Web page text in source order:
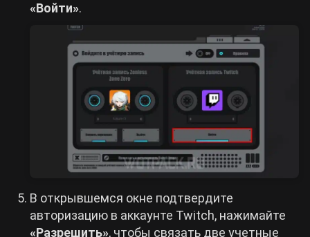
«Войти».
В открывшемся окне подтвердите
авторизацию в аккаунте Twitch, нажимайте
«Разрешить», чтобы связать две учетные